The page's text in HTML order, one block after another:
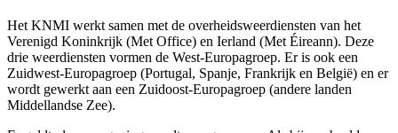
Het KNMI werkt samen met de overheidsweerdiensten van het
Verenigd Koninkrijk (Met Office) en Ierland (Met Éireann). Deze
drie weerdiensten vormen de West-Europagroep. Er is ook een
Zuidwest-Europagroep (Portugal, Spanje, Frankrijk en België) en er
wordt gewerkt aan een Zuidoost-Europagroep (andere landen
Middellandse Zee).